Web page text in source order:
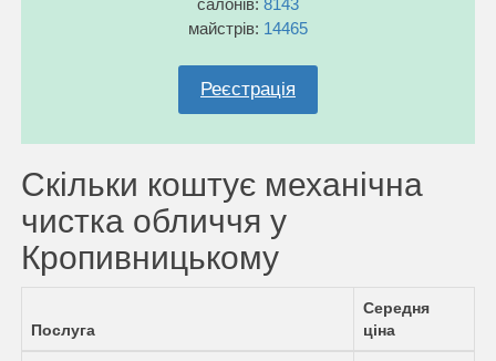
майстрів: 14465
Реєстрація
Скільки коштує механічна
чистка обличчя у
Кропивницькому
Послуга
Середня
ціна